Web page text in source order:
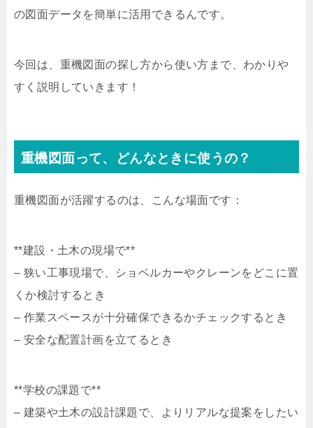
の図面データを簡単に活用できるんです。
今回は、重機図面の探し方から使い方まで、わかりや
すく説明していきます！
重機図面って、どんなときに使うの？
重機図面が活躍するのは、こんな場面です：
**建設・土木の現場で**
– 狭い工事現場で、ショベルカーやクレーンをどこに置
くか検討するとき
– 作業スペースが十分確保できるかチェックするとき
– 安全な配置計画を立てるとき
**学校の課題で**
– 建築や土木の設計課題で、よりリアルな提案をしたい